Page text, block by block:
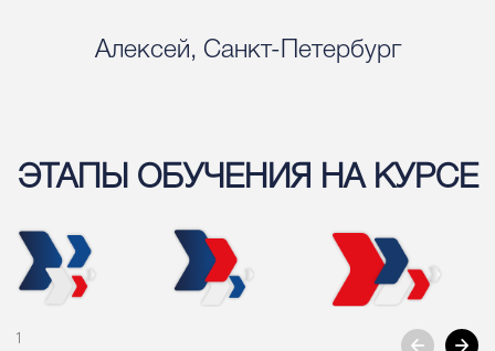
Алексей, Санкт-Петербург
ЭТАПЫ ОБУЧЕНИЯ НА КУРСЕ